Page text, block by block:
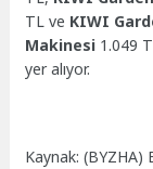
TL ve KIWI
Makinesi 1.049
yer alıyor.
Kaynak: (BYZHA)